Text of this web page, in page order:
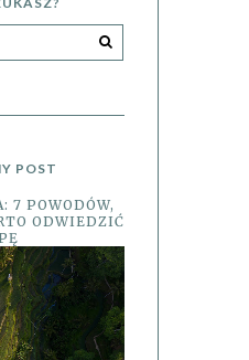
POST
7 POWODÓW,
ODWIEDZIĆ